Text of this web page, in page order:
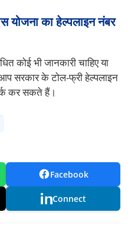
योजना का हेल्पलाइन नंबर
कोई भी जानकारी चाहिए या
सरकार के टोल-फ्री हेल्पलाइन
कर सकते हैं।
Facebook
Connect